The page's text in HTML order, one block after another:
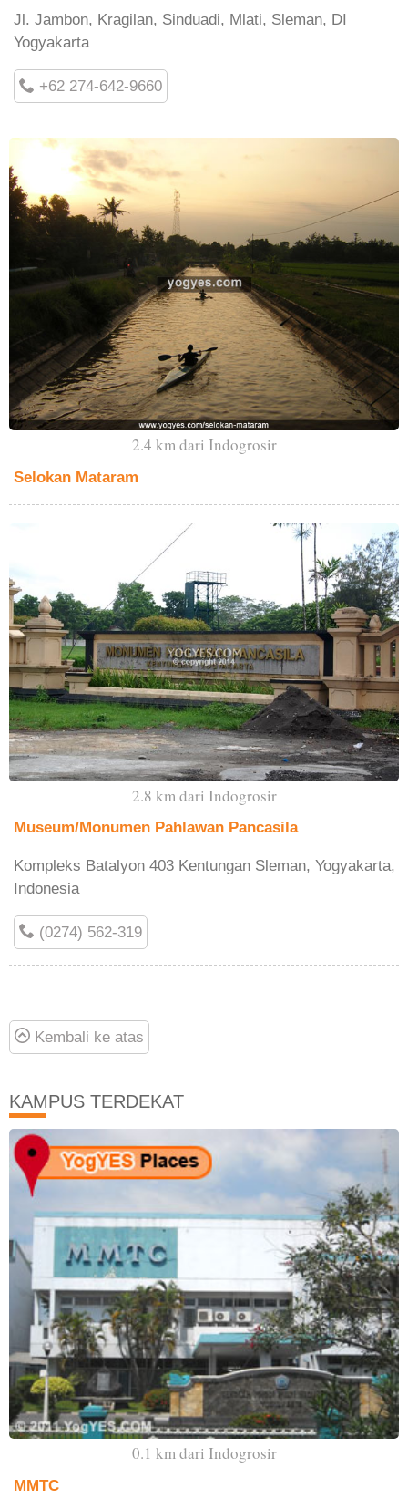
Jl. Jambon, Kragilan, Sinduadi, Mlati, Sleman, DI
Yogyakarta
+62 274-642-9660
2.4 km dari Indogrosir
Selokan Mataram
2.8 km dari Indogrosir
Museum/Monumen Pahlawan Pancasila
Kompleks Batalyon 403 Kentungan Sleman, Yogyakarta,
Indonesia
(0274) 562-319
Kembali ke atas
KAMPUS TERDEKAT
0.1 km dari Indogrosir
MMTC